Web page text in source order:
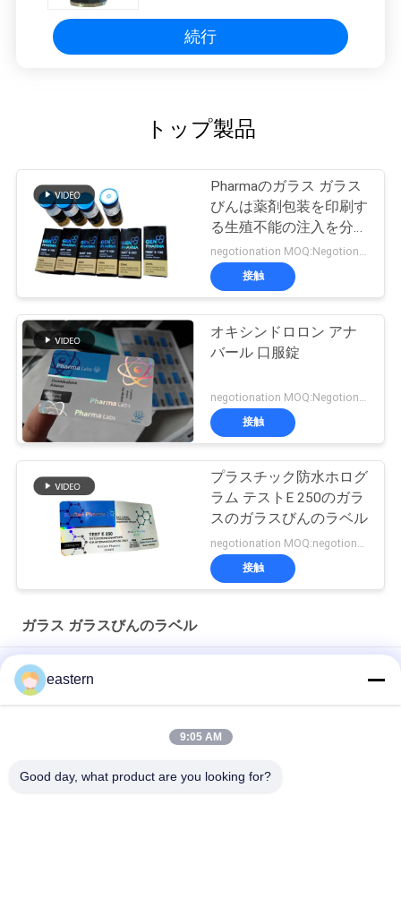
続行
トップ製品
Pharmaのガラス ガラス
びんは薬剤包装を印刷す
る生殖不能の注入を分類
します
negotionation MOQ:Negotionation
接触
オキシンドロロン アナ
バール 口服錠
negotionation MOQ:Negotionation
接触
プラスチック防水ホログ
ラム テストE 250のガラ
スのガラスびんのラベル
negotionation MOQ:negotionation
接触
ガラス ガラスびんのラベル
ソマトロピン HG 176-191 2mlx10 ラベル付きガラスバイアル
フルセットのPaer Instrutionが付いているトレンアセテートバ
eastern
9:05 AM
Good day, what product are you looking for?